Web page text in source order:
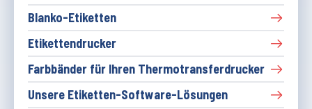
Blanko-Etiketten
Etikettendrucker
Farbbänder für Ihren Thermotransferdrucker
Unsere Etiketten-Software-Lösungen